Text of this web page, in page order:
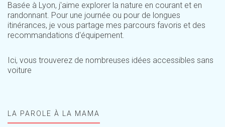
Basée à Lyon, j'aime explorer la nature en courant et en
randonnant. Pour une journée ou pour de longues
itinérances, je vous partage mes parcours favoris et des
recommandations d'équipement.
Ici, vous trouverez de nombreuses idées accessibles sans
voiture
LA PAROLE À LA MAMA